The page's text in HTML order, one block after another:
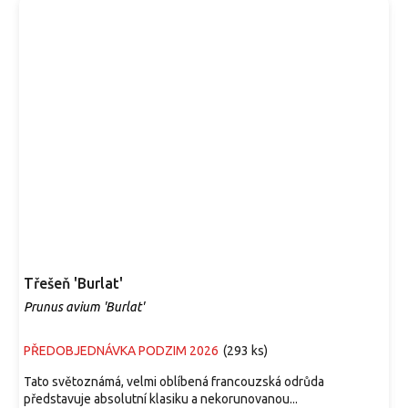
Třešeň 'Burlat'
Prunus avium 'Burlat'
PŘEDOBJEDNÁVKA PODZIM 2026 (293 ks)
Tato světoznámá, velmi oblíbená francouzská odrůda
představuje absolutní klasiku a nekorunovanou...